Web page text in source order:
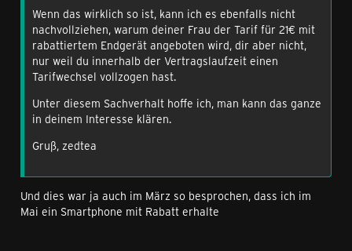
Wenn das wirklich so ist, kann ich es ebenfalls nicht
nachvollziehen, warum deiner Frau der Tarif für 21€ mit
rabattiertem Endgerät angeboten wird, dir aber nicht,
nur weil du innerhalb der Vertragslaufzeit einen
Tarifwechsel vollzogen hast.
Unter diesem Sachverhalt hoffe ich, man kann das ganze
in deinem Interesse klären.
Gruß, zedtea
Und dies war ja auch im März so besprochen, dass ich im
Mai ein Smartphone mit Rabatt erhalte